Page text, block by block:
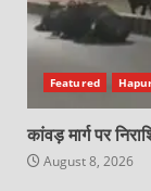
Featured
कांवड़ मार्ग पर
August 8, 2026